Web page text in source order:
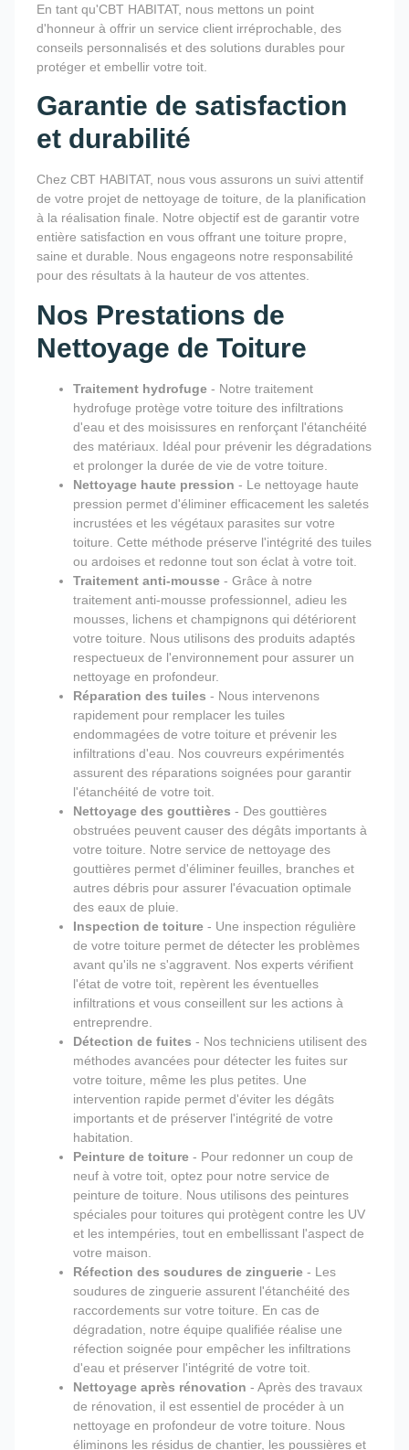
En tant qu'CBT HABITAT, nous mettons un point
d'honneur à offrir un service client irréprochable, des
conseils personnalisés et des solutions durables pour
protéger et embellir votre toit.
Garantie de satisfaction
et durabilité
Chez CBT HABITAT, nous vous assurons un suivi attentif
de votre projet de nettoyage de toiture, de la planification
à la réalisation finale. Notre objectif est de garantir votre
entière satisfaction en vous offrant une toiture propre,
saine et durable. Nous engageons notre responsabilité
pour des résultats à la hauteur de vos attentes.
Nos Prestations de
Nettoyage de Toiture
Traitement hydrofuge - Notre traitement
hydrofuge protège votre toiture des infiltrations
d'eau et des moisissures en renforçant l'étanchéité
des matériaux. Idéal pour prévenir les dégradations
et prolonger la durée de vie de votre toiture.
Nettoyage haute pression - Le nettoyage haute
pression permet d'éliminer efficacement les saletés
incrustées et les végétaux parasites sur votre
toiture. Cette méthode préserve l'intégrité des tuiles
ou ardoises et redonne tout son éclat à votre toit.
Traitement anti-mousse - Grâce à notre
traitement anti-mousse professionnel, adieu les
mousses, lichens et champignons qui détériorent
votre toiture. Nous utilisons des produits adaptés
respectueux de l'environnement pour assurer un
nettoyage en profondeur.
Réparation des tuiles - Nous intervenons
rapidement pour remplacer les tuiles
endommagées de votre toiture et prévenir les
infiltrations d'eau. Nos couvreurs expérimentés
assurent des réparations soignées pour garantir
l'étanchéité de votre toit.
Nettoyage des gouttières - Des gouttières
obstruées peuvent causer des dégâts importants à
votre toiture. Notre service de nettoyage des
gouttières permet d'éliminer feuilles, branches et
autres débris pour assurer l'évacuation optimale
des eaux de pluie.
Inspection de toiture - Une inspection régulière
de votre toiture permet de détecter les problèmes
avant qu'ils ne s'aggravent. Nos experts vérifient
l'état de votre toit, repèrent les éventuelles
infiltrations et vous conseillent sur les actions à
entreprendre.
Détection de fuites - Nos techniciens utilisent des
méthodes avancées pour détecter les fuites sur
votre toiture, même les plus petites. Une
intervention rapide permet d'éviter les dégâts
importants et de préserver l'intégrité de votre
habitation.
Peinture de toiture - Pour redonner un coup de
neuf à votre toit, optez pour notre service de
peinture de toiture. Nous utilisons des peintures
spéciales pour toitures qui protègent contre les UV
et les intempéries, tout en embellissant l'aspect de
votre maison.
Réfection des soudures de zinguerie - Les
soudures de zinguerie assurent l'étanchéité des
raccordements sur votre toiture. En cas de
dégradation, notre équipe qualifiée réalise une
réfection soignée pour empêcher les infiltrations
d'eau et préserver l'intégrité de votre toit.
Nettoyage après rénovation - Après des travaux
de rénovation, il est essentiel de procéder à un
nettoyage en profondeur de votre toiture. Nous
éliminons les résidus de chantier, les poussières et